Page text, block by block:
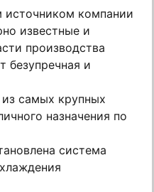
компании
известные и
производства
безупречная и
самых крупных
назначения по
система